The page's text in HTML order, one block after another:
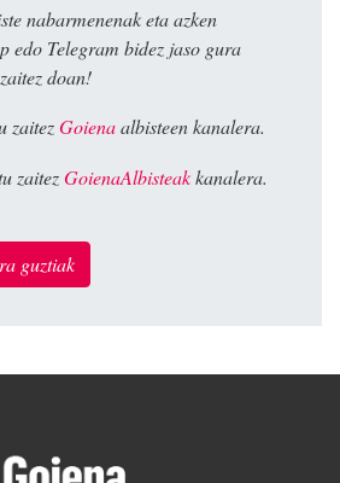
nabarmenenak eta azken
edo Telegram bidez jaso gura
doan!
zaitezGoienaalbisteen kanalera.
zaitezGoienaAlbisteakkanalera.
guztiak